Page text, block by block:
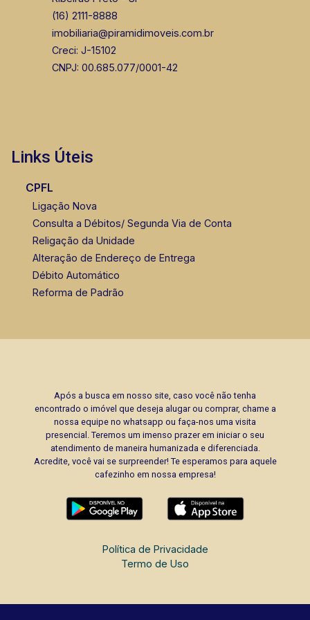
(16) 2111-8888
imobiliaria@piramidimoveis.com.br
Creci: J-15102
CNPJ: 00.685.077/0001-42
Links Úteis
CPFL
Ligação Nova
Consulta a Débitos/ Segunda Via de Conta
Religação da Unidade
Alteração de Endereço de Entrega
Débito Automático
Reforma de Padrão
Após a busca em nosso site, caso você não tenha
encontrado o imóvel que deseja alugar ou comprar, chame a
nossa equipe no whatsapp ou faça-nos uma visita
presencial. Teremos um imenso prazer em iniciar o seu
atendimento de maneira humanizada e diferenciada.
Acredite, você vai se surpreender! Te esperamos para aquele
cafezinho em nossa empresa!
Política de Privacidade
Termo de Uso